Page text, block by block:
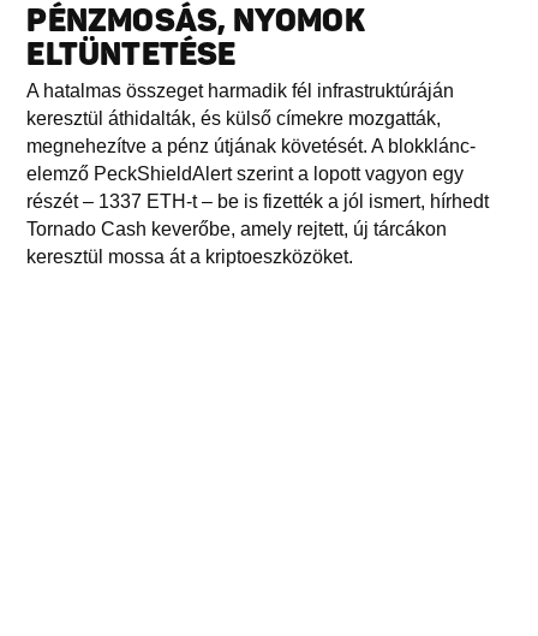
PÉNZMOSÁS, NYOMOK
ELTÜNTETÉSE
A hatalmas összeget harmadik fél infrastruktúráján
keresztül áthidalták, és külső címekre mozgatták,
megnehezítve a pénz útjának követését. A blokklánc-
elemző PeckShieldAlert szerint a lopott vagyon egy
részét – 1337 ETH-t – be is fizették a jól ismert, hírhedt
Tornado Cash keverőbe, amely rejtett, új tárcákon
keresztül mossa át a kriptoeszközöket.